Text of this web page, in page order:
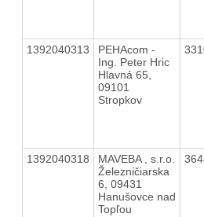
1392040313
PEHAcom -
Ing. Peter Hric
Hlavná 65,
09101
Stropkov
1392040318
MAVEBA , s.r.o.
Železničiarska
6, 09431
Hanušovce nad
Topľou